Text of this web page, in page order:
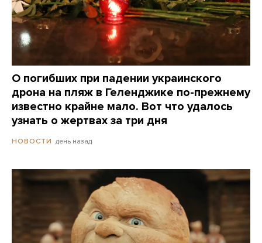
О погибших при падении украинского
дрона на пляж в Геленджике по-прежнему
известно крайне мало. Вот что удалось
узнать о жертвах за три дня
НОВОСТИ день назад